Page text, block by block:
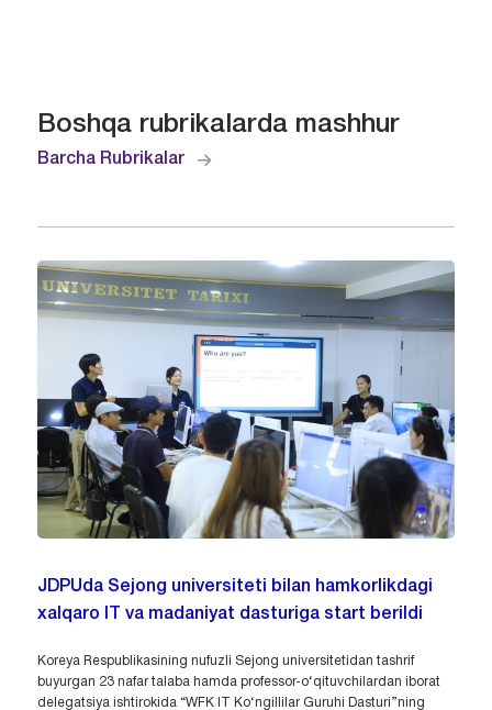
Boshqa rubrikalarda mashhur
Barcha Rubrikalar
JDPUda Sejong universiteti bilan hamkorlikdagi
xalqaro IT va madaniyat dasturiga start berildi
Koreya Respublikasining nufuzli Sejong universitetidan tashrif
buyurgan 23 nafar talaba hamda professor-o‘qituvchilardan iborat
delegatsiya ishtirokida “WFK IT Ko‘ngillilar Guruhi Dasturi”ning